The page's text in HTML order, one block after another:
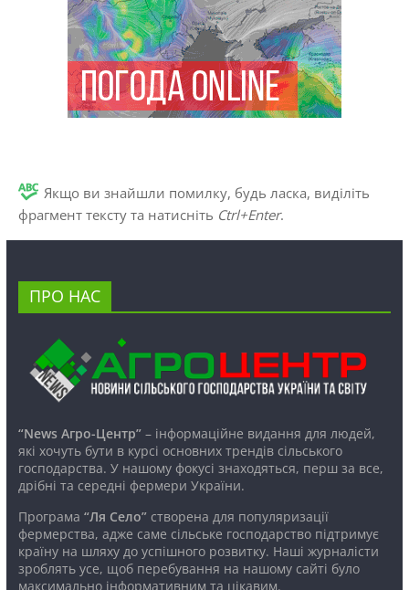
Якщо ви знайшли помилку, будь ласка, виділіть
фрагмент тексту та натисніть Ctrl+Enter.
ПРО НАС
“News Агро-Центр”– інформаційне видання для людей,
які хочуть бути в курсі основних трендів сільського
господарства. У нашому фокусі знаходяться, перш за все,
дрібні та середні фермери України.
Програма “Ля Село”створена для популяризації
фермерства, адже саме сільське господарство підтримує
країну на шляху до успішного розвитку. Наші журналісти
зроблять усе, щоб перебування на нашому сайті було
максимально інформативним та цікавим.